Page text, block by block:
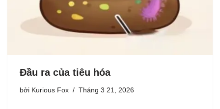
Đầu ra của tiêu hóa
bởi Kurious Fox Tháng 3 21, 2026